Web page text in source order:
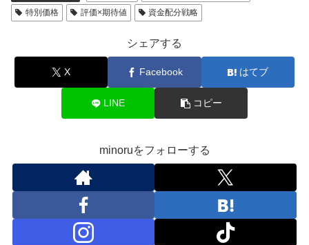
特別価格 評価×期待値 資金配分戦略
シェアする
X Facebook はてブ
LINE コピー
minoruをフォローする